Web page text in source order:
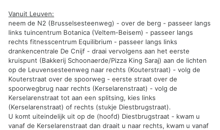
Vanuit Leuven:
neem de N2 (Brusselsesteenweg) - over de berg - passeer langs
links tuincentrum Botanica (Veltem-Beisem) - passeer langs
rechts fitnesscentrum Equilibrium - passeer langs links
drankencentrale De Cnijf - draai vervolgens aan het eerste
kruispunt (Bakkerij Schoonaerde/Pizza King Saraj) aan de lichten
op de Leuvensesteenweg naar rechts (Kouterstraat) - volg de
Kouterstraat over de spoorweg - eerste straat over de
spoorwegbrug naar rechts (Kerselarenstraat) - volg de
Kerselarenstraat tot aan een splitsing, kies links
(Kerselarenstraat) of rechts (stukje Diestbrugstraat).
U komt uiteindelijk uit op de (hoofd) Diestbrugstraat - kwam u
vanaf de Kerselarenstraat dan draait u naar rechts, kwam u vanaf